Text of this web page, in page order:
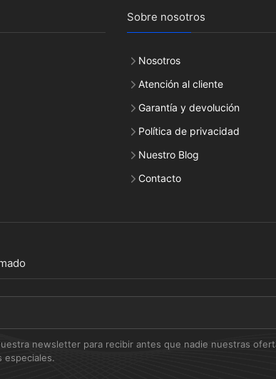
Sobre nosotros
Nosotros
Atención al cliente
Garantía y devolución
Política de privacidad
Nuestro Blog
Contacto
newsletter para recibir antes que nadie nuestras
especiales.